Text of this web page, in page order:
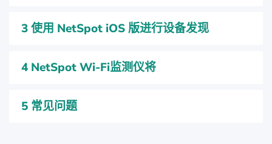
3使用 NetSpot iOS 版进行设备发现
4 NetSpot Wi-Fi监测仪将
5 常见问题